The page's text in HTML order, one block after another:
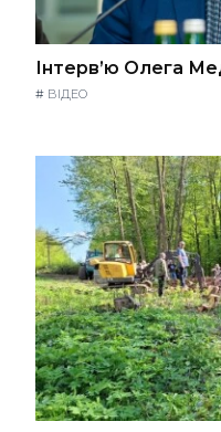
Інтерв’ю Олега
# ВІДЕО